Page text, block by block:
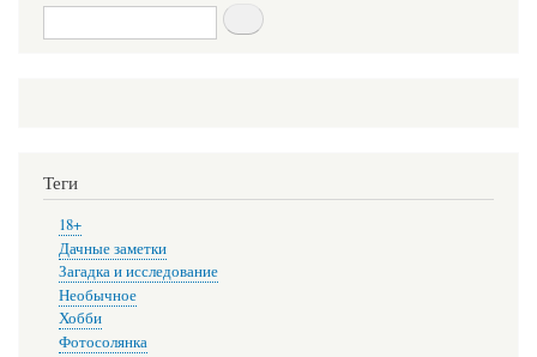
Поиск
Теги
18+
Дачные заметки
Загадка и исследование
Необычное
Хобби
Фотосолянка